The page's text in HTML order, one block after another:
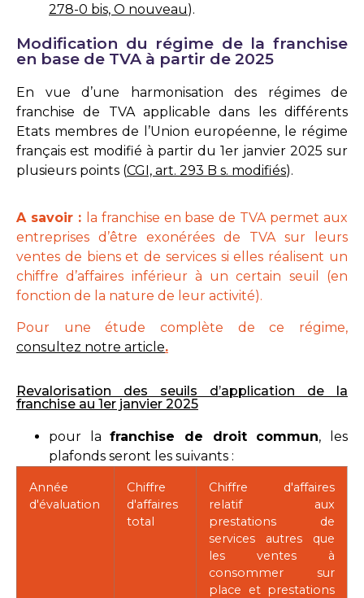
278-0 bis, O nouveau).
Modification du régime de la franchise
en base de TVA à partir de 2025
En vue d’une harmonisation des régimes de
franchise de TVA applicable dans les différents
Etats membres de l’Union européenne, le régime
français est modifié à partir du 1er janvier 2025 sur
plusieurs points (CGI, art. 293 B s. modifiés).
A savoir : la franchise en base de TVA permet aux
entreprises d’être exonérées de TVA sur leurs
ventes de biens et de services si elles réalisent un
chiffre d’affaires inférieur à un certain seuil (en
fonction de la nature de leur activité).
Pour une étude complète de ce régime,
consultez notre article.
Revalorisation des seuils d’application de la
franchise au 1er janvier 2025
pour lafranchise de droit commun, les
plafonds seront les suivants :
Année
d'évaluation
Chiffre
d'affaires
total
Chiffre d'affaires
relatif aux
prestations de
services autres que
les ventes à
consommer sur
place et prestations